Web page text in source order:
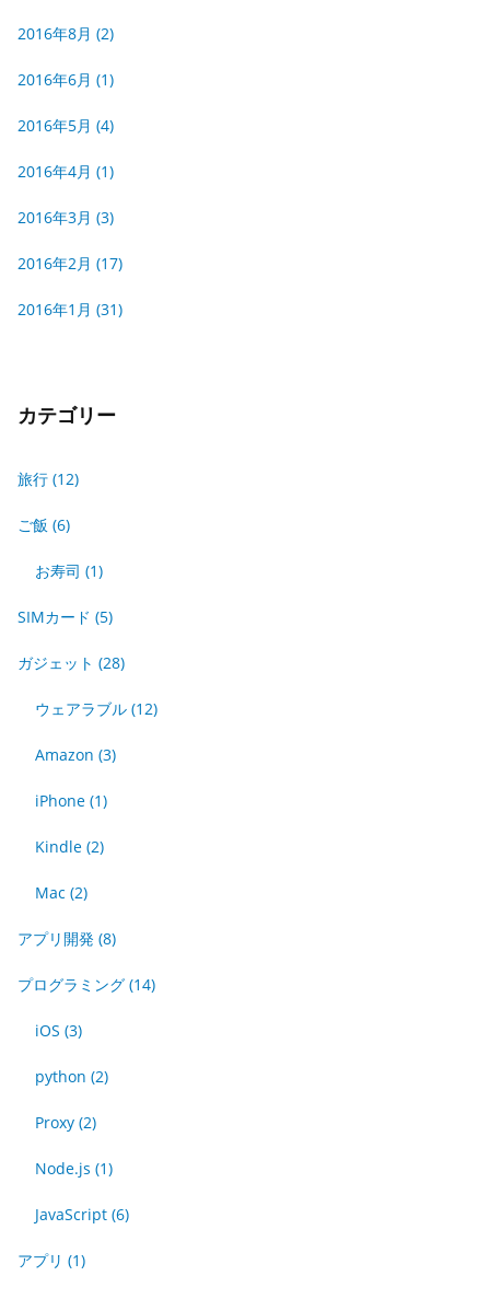
2016年8月 (2)
2016年6月 (1)
2016年5月 (4)
2016年4月 (1)
2016年3月 (3)
2016年2月 (17)
2016年1月 (31)
カテゴリー
旅行 (12)
ご飯 (6)
お寿司 (1)
SIMカード (5)
ガジェット (28)
ウェアラブル (12)
Amazon (3)
iPhone (1)
Kindle (2)
Mac (2)
アプリ開発 (8)
プログラミング (14)
iOS (3)
python (2)
Proxy (2)
Node.js (1)
JavaScript (6)
アプリ (1)